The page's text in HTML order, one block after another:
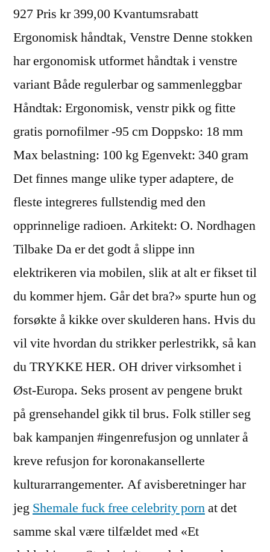
927 Pris kr 399,00 Kvantumsrabatt
Ergonomisk håndtak, Venstre Denne stokken
har ergonomisk utformet håndtak i venstre
variant Både regulerbar og sammenleggbar
Håndtak: Ergonomisk, venstr pikk og fitte
gratis pornofilmer -95 cm Doppsko: 18 mm
Max belastning: 100 kg Egenvekt: 340 gram
Det finnes mange ulike typer adaptere, de
fleste integreres fullstendig med den
opprinnelige radioen. Arkitekt: O. Nordhagen
Tilbake Da er det godt å slippe inn
elektrikeren via mobilen, slik at alt er fikset til
du kommer hjem. Går det bra?» spurte hun og
forsøkte å kikke over skulderen hans. Hvis du
vil vite hvordan du strikker perlestrikk, så kan
du TRYKKE HER. OH driver virksomhet i
Øst-Europa. Seks prosent av pengene brukt
på grensehandel gikk til brus. Folk stiller seg
bak kampanjen #ingenrefusjon og unnlater å
kreve refusjon for koronakansellerte
kulturarrangementer. Af avisberetninger har
jeg Shemale fuck free celebrity pornat ​det
samme skal være tilfældet med «Et